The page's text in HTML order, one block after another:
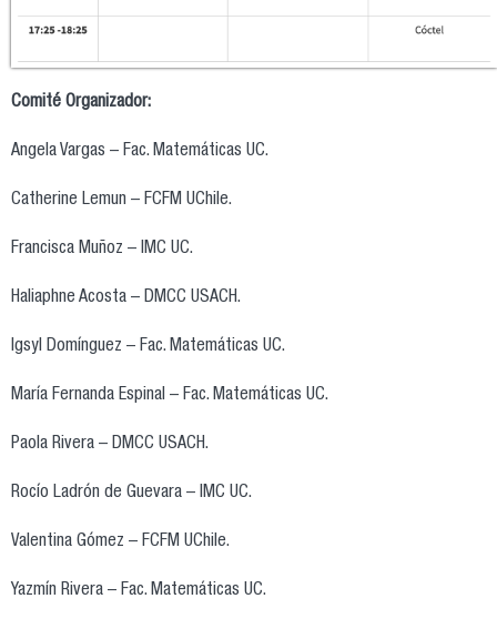
Comité Organizador:
Angela Vargas – Fac. Matemáticas UC.
Catherine Lemun – FCFM UChile.
Francisca Muñoz – IMC UC.
Haliaphne Acosta – DMCC USACH.
Igsyl Domínguez – Fac. Matemáticas UC.
María Fernanda Espinal – Fac. Matemáticas UC.
Paola Rivera – DMCC USACH.
Rocío Ladrón de Guevara – IMC UC.
Valentina Gómez – FCFM UChile.
Yazmín Rivera – Fac. Matemáticas UC.